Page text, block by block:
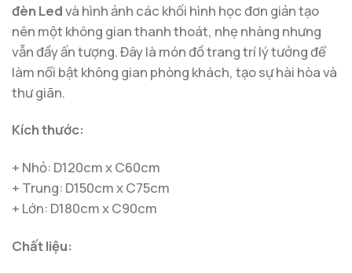
đèn Ledvà hình ảnh các khối hình học đơn giản tạo
nên một không gian thanh thoát, nhẹ nhàng nhưng
vẫn đầy ấn tượng. Đây là món đồ trang trí lý tưởng để
làm nổi bật không gian phòng khách, tạo sự hài hòa và
thư giãn.
Kích thước:
+ Nhỏ: D120cm x C60cm
+ Trung: D150cm x C75cm
+ Lớn: D180cm x C90cm
Chất liệu: